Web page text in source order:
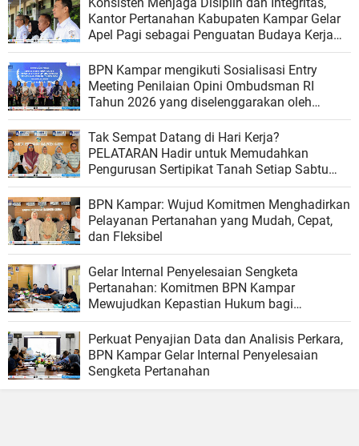
Kantor Pertanahan Kabupaten Kampar Gelar
Apel Pagi sebagai Penguatan Budaya Kerja
Organisasi
BPN Kampar mengikuti Sosialisasi Entry
Meeting Penilaian Opini Ombudsman RI
Tahun 2026 yang diselenggarakan oleh
Ombudsman RI
Tak Sempat Datang di Hari Kerja?
PELATARAN Hadir untuk Memudahkan
Pengurusan Sertipikat Tanah Setiap Sabtu
dan Minggu
BPN Kampar: Wujud Komitmen Menghadirkan
Pelayanan Pertanahan yang Mudah, Cepat,
dan Fleksibel
Gelar Internal Penyelesaian Sengketa
Pertanahan: Komitmen BPN Kampar
Mewujudkan Kepastian Hukum bagi
Masyarakat
Perkuat Penyajian Data dan Analisis Perkara,
BPN Kampar Gelar Internal Penyelesaian
Sengketa Pertanahan